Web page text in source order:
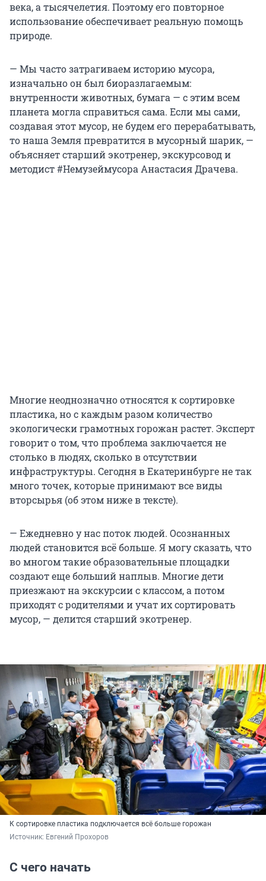
века, а тысячелетия. Поэтому его повторное
использование обеспечивает реальную помощь
природе.
— Мы часто затрагиваем историю мусора,
изначально он был биоразлагаемым:
внутренности животных, бумага — с этим всем
планета могла справиться сама. Если мы сами,
создавая этот мусор, не будем его перерабатывать,
то наша Земля превратится в мусорный шарик, —
объясняет старший экотренер, экскурсовод и
методист #Немузеймусора Анастасия Драчева.
Многие неоднозначно относятся к сортировке
пластика, но с каждым разом количество
экологически грамотных горожан растет. Эксперт
говорит о том, что проблема заключается не
столько в людях, сколько в отсутствии
инфраструктуры. Сегодня в Екатеринбурге не так
много точек, которые принимают все виды
вторсырья (об этом ниже в тексте).
— Ежедневно у нас поток людей. Осознанных
людей становится всё больше. Я могу сказать, что
во многом такие образовательные площадки
создают еще больший наплыв. Многие дети
приезжают на экскурсии с классом, а потом
приходят с родителями и учат их сортировать
мусор, — делится старший экотренер.
К сортировке пластика подключается всё больше горожан
Источник: Евгений Прохоров
С чего начать